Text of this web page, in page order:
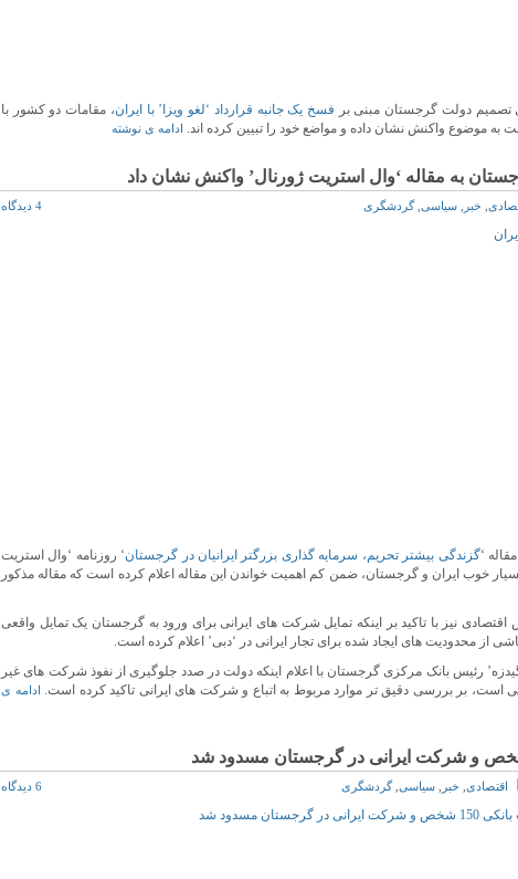
دولت گرجستان مبنی بر فسخ یک جانبه قرارداد ‘لغو ویزا’ با ایران، مقامات دو کشور با
به موضوع واکنش نشان داده و مواضع خود را تبیین کرده اند. ادامه ی نوشته
به مقاله ‘وال استریت ژورنال’ واکنش نشان داد
4 دیدگاه خبر سیاسی ,گردشگری
‘گزندگی بیشتر تحریم، سرمایه گذاری بزرگتر ایرانیان در گرجستان‘ روزنامه ‘وال استریت
بسیار خوب ایران و گرجستان، ضمن کم اهمیت خواندن این مقاله اعلام کرده است که مقاله مذکور
اقتصادی نیز با تاکید بر اینکه تمایل شرکت های ایرانی برای ورود به گرجستان یک تمایل واقعی
از محدودیت های ایجاد شده برای تجار ایرانی در ‘دبی’ اعلام کرده است.
رئیس بانک مرکزی گرجستان با اعلام اینکه دولت در صدد جلوگیری از نفوذ شرکت های غیر
است، بر بررسی دقیق تر موارد مربوط به اتباع و شرکت های ایرانی تاکید کرده است. ادامه ی
6 دیدگاه اقتصادی خبر سیاسی ,گردشگری